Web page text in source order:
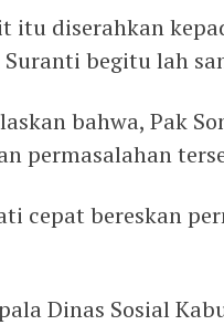
diserahkan
begitu lah
bahwa, Pak
permasalahan
cepat bereskan
Dinas Sosial